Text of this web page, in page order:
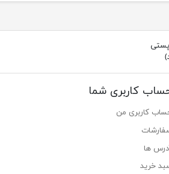
کاربری شما
کاربری من
ها
خرید